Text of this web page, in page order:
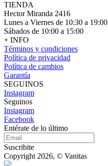
TIENDA
Hector Miranda 2416
Lunes a Viernes de 10:30 a 19:00
Sábados de 10:00 a 15:00
+ INFO
Términos y condiciones
Política de privacidad
Política de cambios
Garantía
SEGUINOS
Instagram
Seguinos
Instagram
Facebook
Entérate de lo último
Suscribite
Copyright 2026, © Vanitas